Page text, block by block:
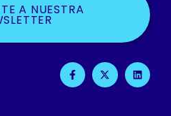
A NUESTRA
F
A
C
X
-
T
L
I
N